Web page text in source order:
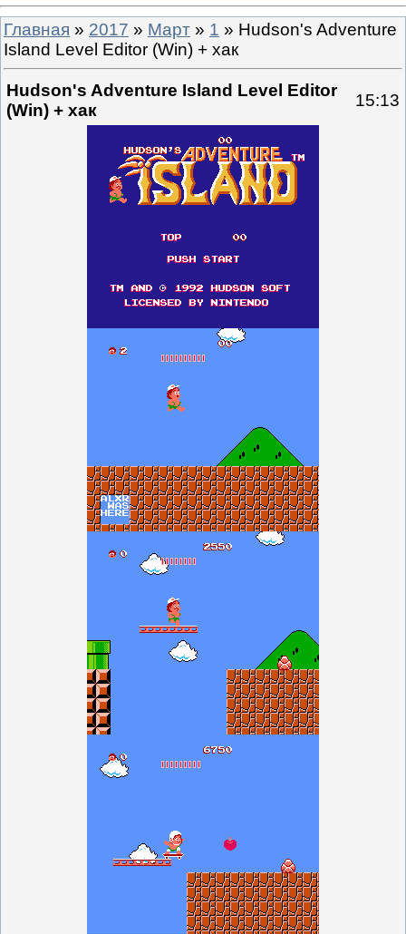
Главная » 2017 » Март » 1 » Hudson's Adventure
Island Level Editor (Win) + хак
Hudson's Adventure Island Level Editor
(Win) + хак
15:13